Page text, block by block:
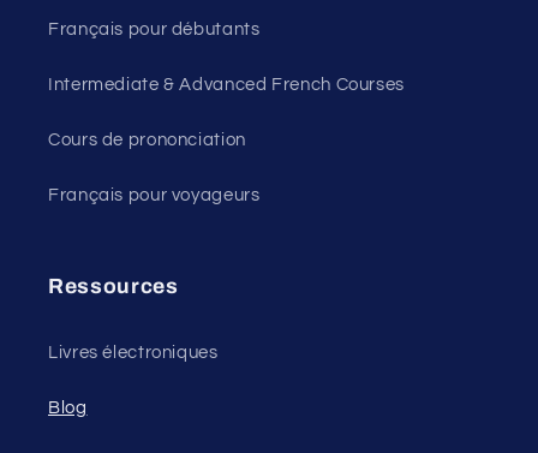
Français pour débutants
Intermediate & Advanced French Courses
Cours de prononciation
Français pour voyageurs
Ressources
Livres électroniques
Blog